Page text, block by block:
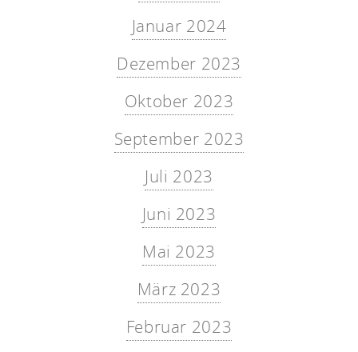
Januar 2024
Dezember 2023
Oktober 2023
September 2023
Juli 2023
Juni 2023
Mai 2023
März 2023
Februar 2023